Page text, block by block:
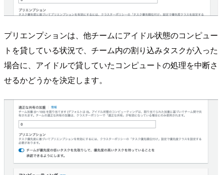
プリエンプションは、他チームにアイドル状態のコンピュー
トを貸している状況で、チーム内の割り込みタスクが入った
場合に、アイドルで貸していたコンピュートの処理を中断さ
せるかどうかを決定します。